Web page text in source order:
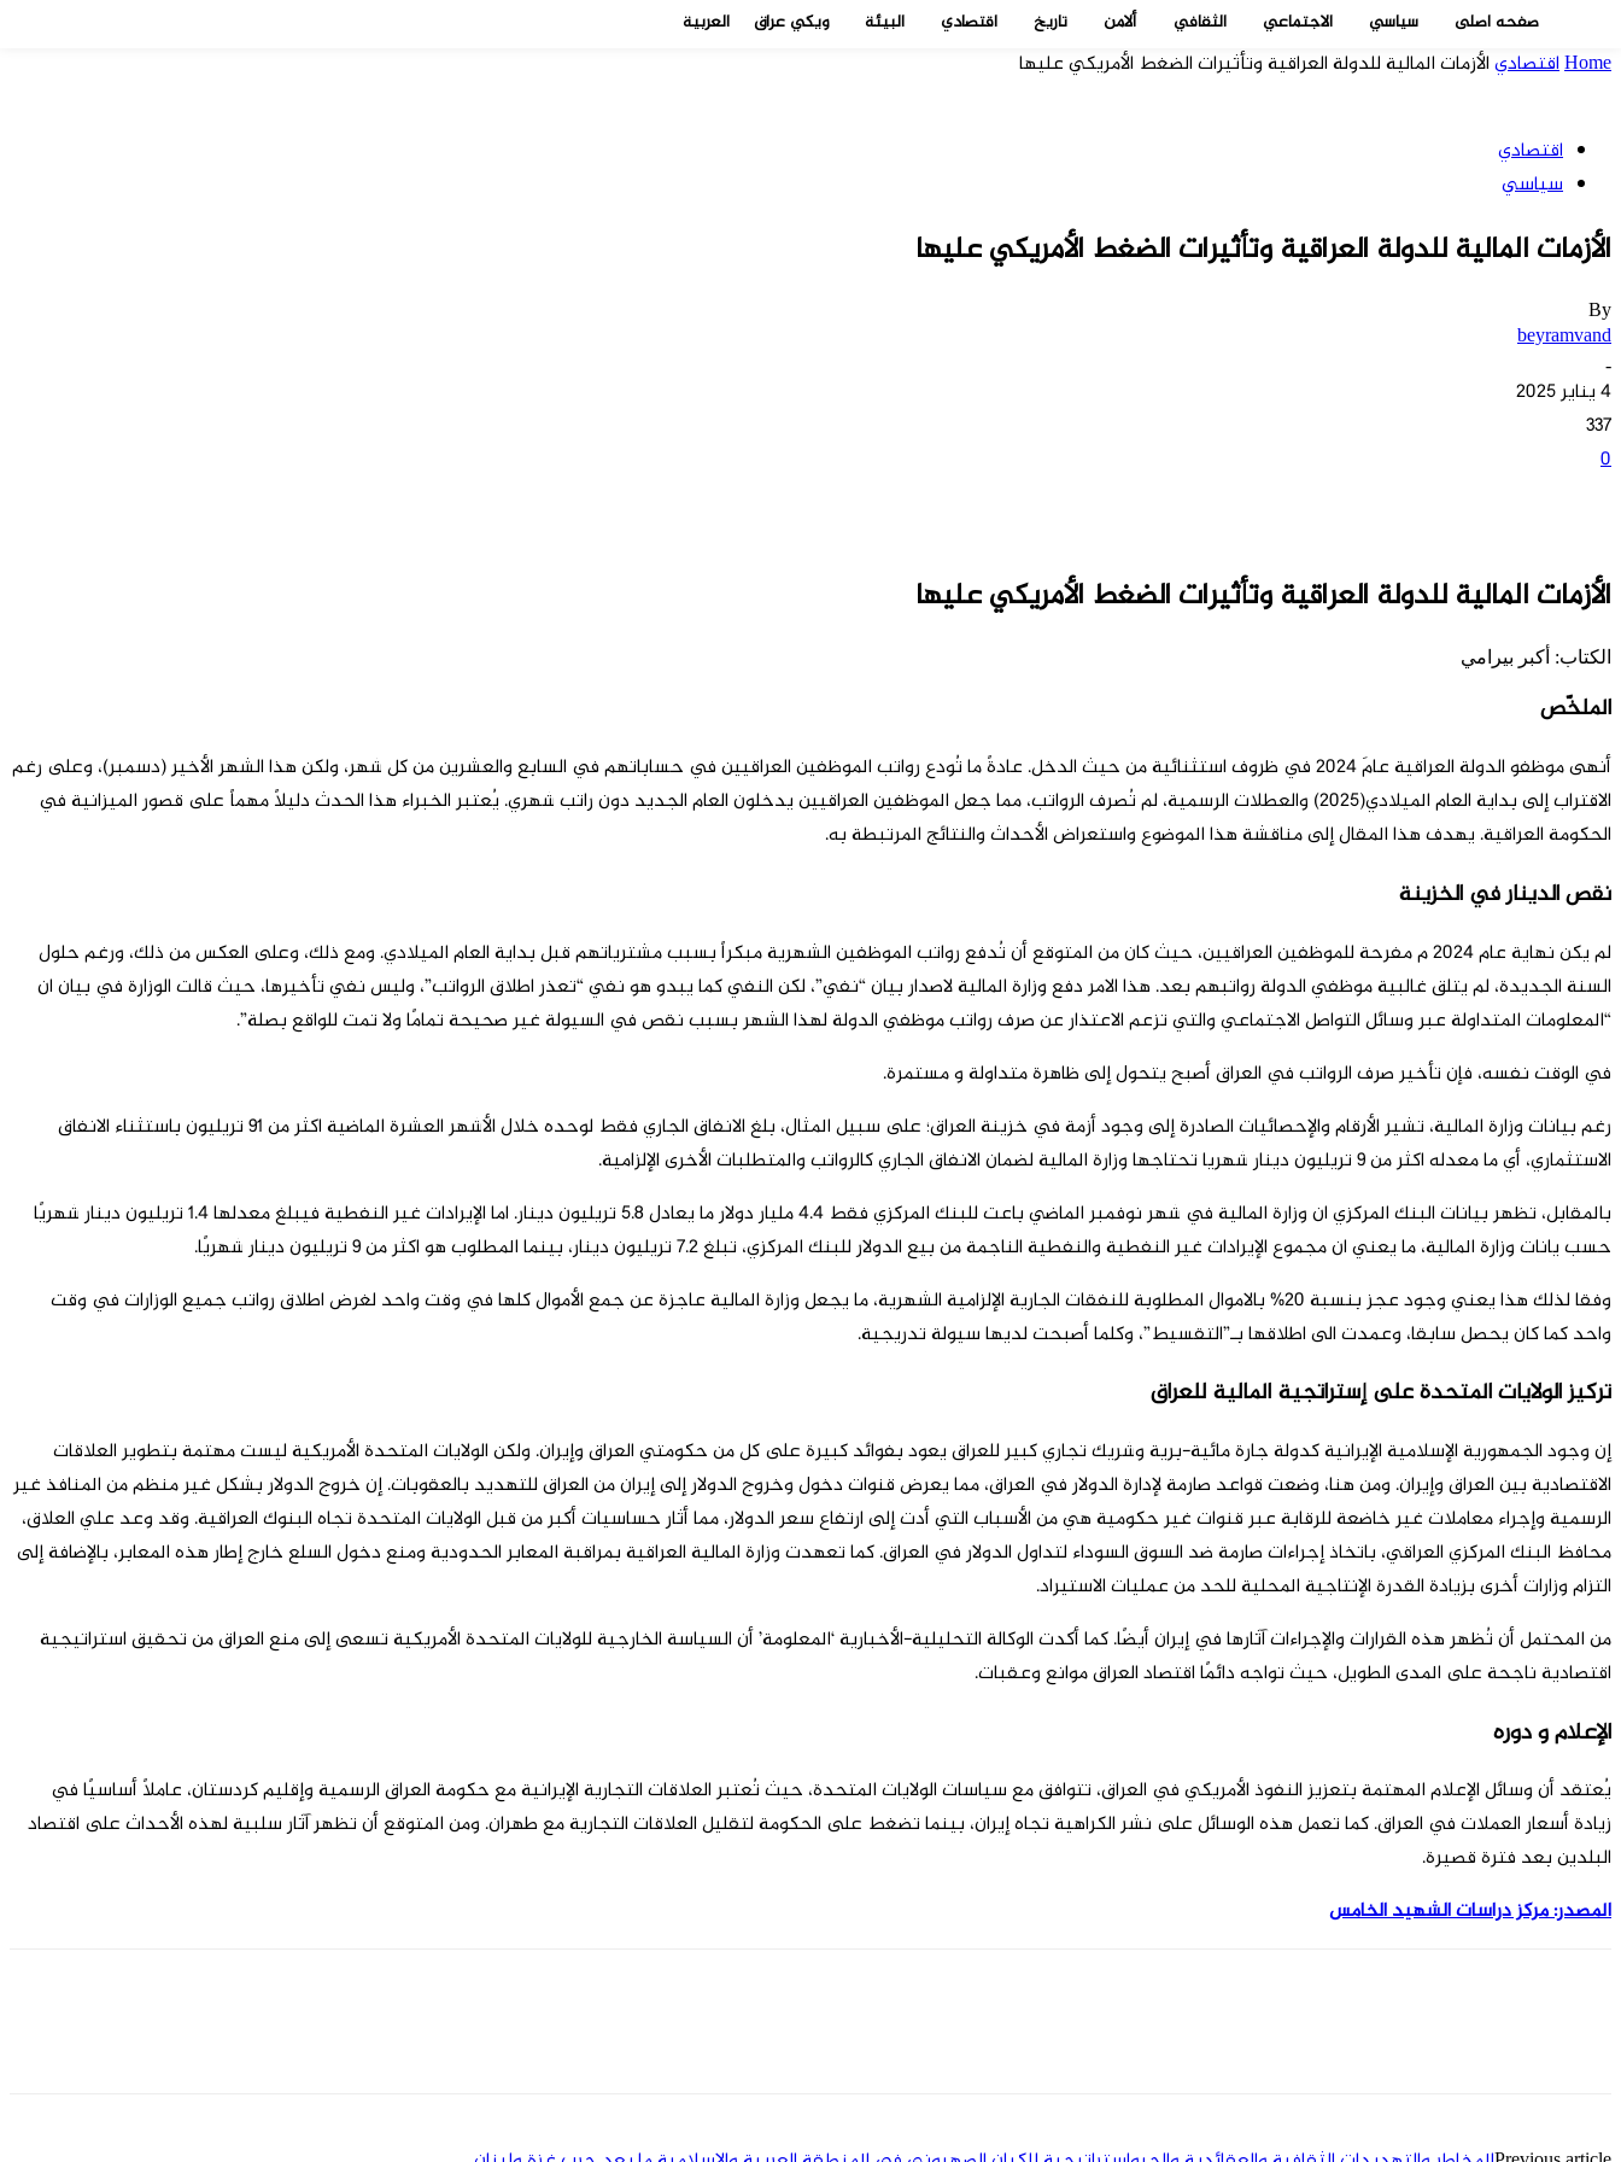
صفحه اصلی سياسي الاجتماعي الثقافي ألامن تاريخ اقتصادي البيئة ويكي عراق العربية
Homeاقتصاديالأزمات المالية للدولة العراقية وتأثيرات الضغط الأمريكي عليها
اقتصادي
سياسي
الأزمات المالية للدولة العراقية وتأثيرات الضغط الأمريكي عليها
By
beyramvand
-
4 يناير 2025
337
0
الأزمات المالية للدولة العراقية وتأثيرات الضغط الأمريكي عليها
الکتاب: أکبر بيرامي
الملخّص
أنهى موظفو الدولة العراقية عامَ 2024 في ظروف استثنائية من حيث الدخل. عادةً ما تُودع رواتب الموظفين العراقيين في حساباتهم في السابع والعشرين من كل شهر، ولكن هذا الشهر الأخير (دسمبر)، وعلى رغم
الاقتراب إلی بداية العام الميلادي(2025) والعطلات الرسمية، لم تُصرف الرواتب، مما جعل الموظفين العراقيين يدخلون العام الجديد دون راتب شهري. يُعتبر الخبراء هذا الحدث دليلاً مهماً على قصور الميزانية في
الحكومة العراقية. يهدف هذا المقال إلى مناقشة هذا الموضوع واستعراض الأحداث والنتائج المرتبطة به.
نقص الدينار في الخزينة
لم يكن نهاية عام 2024 م مفرحة للموظفين العراقيين، حيث كان من المتوقع أن تُدفع رواتب الموظفين الشهرية مبكراً بسبب مشترياتهم قبل بداية العام الميلادي. ومع ذلك، وعلى العكس من ذلك، ورغم حلول
السنة الجديدة، لم يتلق غالبية موظفي الدولة رواتبهم بعد. هذا الامر دفع وزارة المالية لاصدار بيان “نفي”، لكن النفي كما يبدو هو نفي “تعذر اطلاق الرواتب”، وليس نفي تأخيرها، حيث قالت الوزارة في بيان ان
“المعلومات المتداولة عبر وسائل التواصل الاجتماعي والتي تزعم الاعتذار عن صرف رواتب موظفي الدولة لهذا الشهر بسبب نقص في السيولة غير صحيحة تمامًا ولا تمت للواقع بصلة”.
في الوقت نفسه، فإن تأخير صرف الرواتب في العراق أصبح يتحول إلى ظاهرة متداولة و مستمرة.
رغم بيانات وزارة المالية، تشير الأرقام والإحصائيات الصادرة إلى وجود أزمة في خزينة العراق؛ على سبيل المثال، بلغ الانفاق الجاري فقط لوحده خلال الأشهر العشرة الماضية اكثر من 91 تريليون باستثناء الانفاق
الاستثماري، أي ما معدله اكثر من 9 تريليون دينار شهريا تحتاجها وزارة المالية لضمان الانفاق الجاري كالرواتب والمتطلبات الأخرى الإلزامية.
بالمقابل، تظهر بيانات البنك المركزي ان وزارة المالية في شهر نوفمبر الماضي باعت للبنك المركزي فقط 4.4 مليار دولار ما يعادل 5.8 تريليون دينار. اما الإيرادات غير النفطية فيبلغ معدلها 1.4 تريليون دينار شهريًا
حسب يانات وزارة المالية، ما يعني ان مجموع الإيرادات غير النفطية والنفطية الناجمة من بيع الدولار للبنك المركزي، تبلغ 7.2 تريليون دينار، بينما المطلوب هو اكثر من 9 تريليون دينار شهريًا.
وفقا لذلك هذا يعني وجود عجز بنسبة 20% بالاموال المطلوبة للنفقات الجارية الإلزامية الشهرية، ما يجعل وزارة المالية عاجزة عن جمع الأموال كلها في وقت واحد لغرض اطلاق رواتب جميع الوزارات في وقت
واحد كما كان يحصل سابقا، وعمدت الى اطلاقها بـ”التقسيط”، وكلما أصبحت لديها سيولة تدريجية.
تركيز الولايات المتحدة على إستراتجية المالية للعراق
إن وجود الجمهورية الإسلامية الإيرانية كدولة جارة مائية-برية وشريك تجاري كبير للعراق يعود بفوائد كبيرة على كل من حكومتي العراق وإيران. ولكن الولايات المتحدة الأمريكية ليست مهتمة بتطوير العلاقات
الاقتصادية بين العراق وإيران. ومن هنا، وضعت قواعد صارمة لإدارة الدولار في العراق، مما يعرض قنوات دخول وخروج الدولار إلى إيران من العراق للتهديد بالعقوبات. إن خروج الدولار بشكل غير منظم من المنافذ غير
الرسمية وإجراء معاملات غير خاضعة للرقابة عبر قنوات غير حكومية هي من الأسباب التي أدت إلى ارتفاع سعر الدولار، مما أثار حساسيات أكبر من قبل الولايات المتحدة تجاه البنوك العراقية. وقد وعد علي العلاق،
محافظ البنك المركزي العراقي، باتخاذ إجراءات صارمة ضد السوق السوداء لتداول الدولار في العراق. كما تعهدت وزارة المالية العراقية بمراقبة المعابر الحدودية ومنع دخول السلع خارج إطار هذه المعابر، بالإضافة إلى
التزام وزارات أخرى بزيادة القدرة الإنتاجية المحلية للحد من عمليات الاستيراد.
من المحتمل أن تُظهر هذه القرارات والإجراءات آثارها في إيران أيضًا. كما أكدت الوكالة التحليلية-الأخبارية ‘المعلومة’ أن السياسة الخارجية للولايات المتحدة الأمريكية تسعى إلى منع العراق من تحقيق استراتيجية
اقتصادية ناجحة على المدى الطويل، حيث تواجه دائمًا اقتصاد العراق موانع وعقبات.
الإعلام و دوره
يُعتقد أن وسائل الإعلام المهتمة بتعزيز النفوذ الأمريكي في العراق، تتوافق مع سياسات الولايات المتحدة، حيث تُعتبر العلاقات التجارية الإيرانية مع حكومة العراق الرسمية وإقليم كردستان، عاملًا أساسيًا في
زيادة أسعار العملات في العراق. كما تعمل هذه الوسائل على نشر الكراهية تجاه إيران، بينما تضغط على الحكومة لتقليل العلاقات التجارية مع طهران. ومن المتوقع أن تظهر آثار سلبية لهذه الأحداث على اقتصاد
البلدين بعد فترة قصيرة.
المصدر: مرکز دراسات الشهيد الخامس